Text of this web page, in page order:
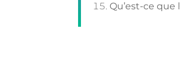
Qu’est-ce